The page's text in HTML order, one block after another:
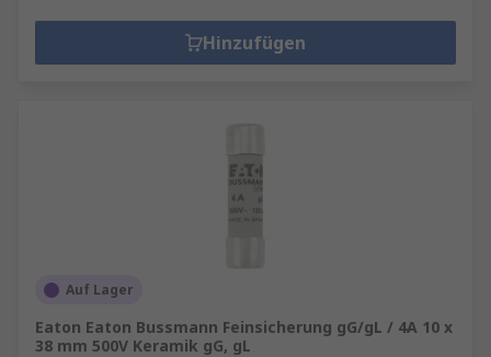
Hinzufügen
Auf Lager
Eaton Eaton Bussmann Feinsicherung gG/gL / 4A 10 x
38 mm 500V Keramik gG, gL